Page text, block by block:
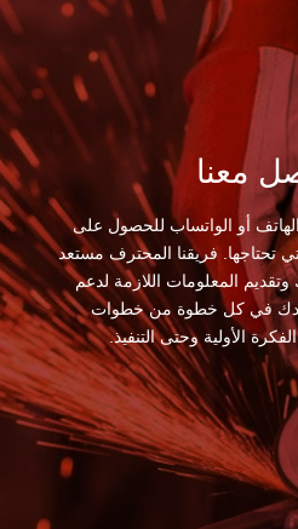
معنا
أو الواتساب للحصول على
تحتاجها. فريقنا المحترف مستعد
المعلومات اللازمة لدعم
في كل خطوة من خطوات
الأولية وحتى التنفيذ.